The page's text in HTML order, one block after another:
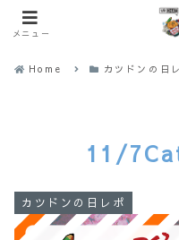
Home カツドンの日
11/
カツドンの日レポ
メニュー